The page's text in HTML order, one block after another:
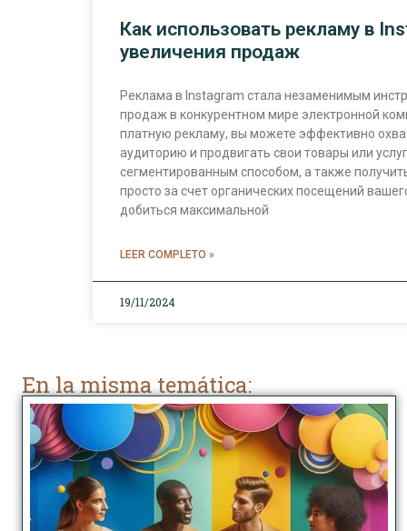
Как использовать рекламу в
увеличения продаж
Реклама в Instagram стала незаменимым
продаж в конкурентном мире электронной
платную рекламу, вы можете эффективно
аудиторию и продвигать свои товары или
сегментированным способом, а также
просто за счет органических посещений
добиться максимальной
LEER COMPLETO »
19/11/2024
En la misma temática: